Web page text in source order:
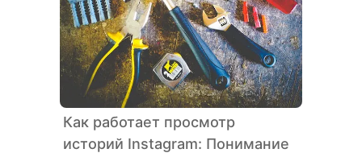
Как работает просмотр
историй Instagram: Понимание